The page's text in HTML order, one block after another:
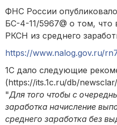
ФНС России
БС-4-11/5967@ о том, что
РКСН из среднего
https://www.nalog.gov.ru/
1С дало следующие
(https://its.1c.ru/db/
"Для того чтобы с
заработка начисление
среднего заработка без